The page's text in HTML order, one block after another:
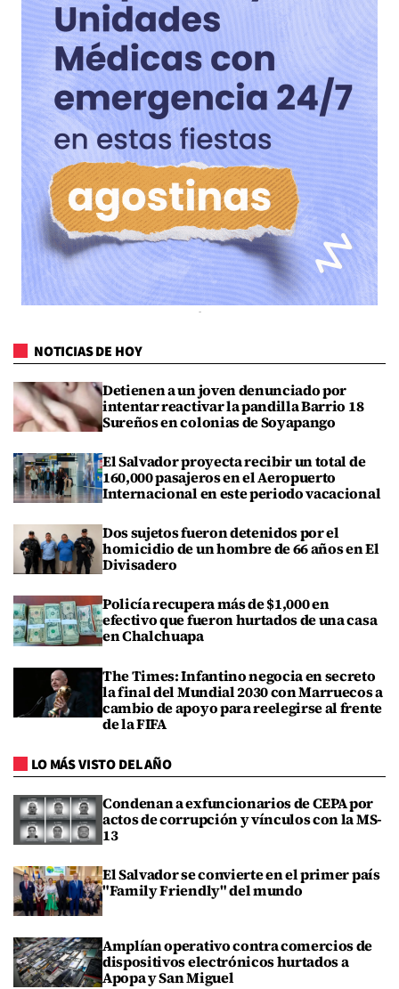
NOTICIAS DE HOY
Detienen a un joven denunciado por
intentar reactivar la pandilla Barrio 18
Sureños en colonias de Soyapango
El Salvador proyecta recibir un total de
160,000 pasajeros en el Aeropuerto
Internacional en este periodo vacacional
Dos sujetos fueron detenidos por el
homicidio de un hombre de 66 años en El
Divisadero
Policía recupera más de $1,000 en
efectivo que fueron hurtados de una casa
en Chalchuapa
The Times: Infantino negocia en secreto
la final del Mundial 2030 con Marruecos a
cambio de apoyo para reelegirse al frente
de la FIFA
LO MÁS VISTO DEL AÑO
Condenan a exfuncionarios de CEPA por
actos de corrupción y vínculos con la MS-
13
El Salvador se convierte en el primer país
"Family Friendly" del mundo
Amplían operativo contra comercios de
dispositivos electrónicos hurtados a
Apopa y San Miguel